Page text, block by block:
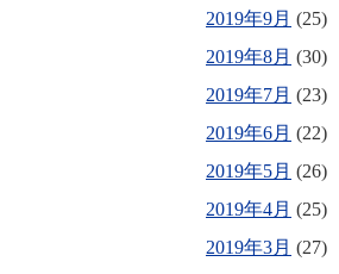
2019年9月 (25)
2019年8月 (30)
2019年7月 (23)
2019年6月 (22)
2019年5月 (26)
2019年4月 (25)
2019年3月 (27)